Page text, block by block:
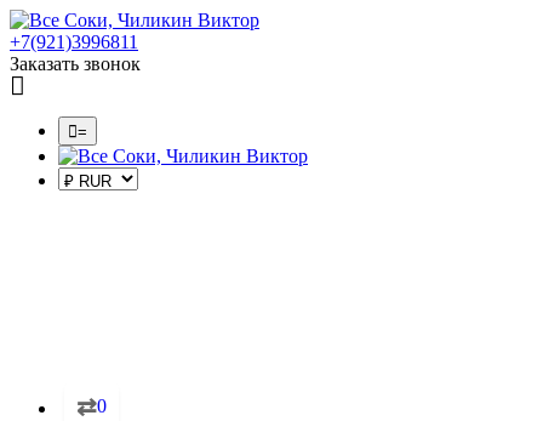
+7(921)3996811
Заказать звонок
=
⇄0